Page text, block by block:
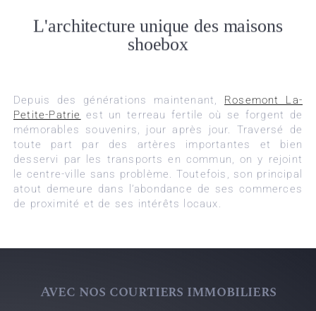
L'architecture unique des maisons
shoebox
Depuis des générations maintenant, Rosemont La-
Petite-Patrie
est un terreau fertile où se forgent de
mémorables souvenirs, jour après jour. Traversé de
toute part par des artères importantes et bien
desservi par les transports en commun, on y rejoint
le centre-ville sans problème. Toutefois, son principal
atout demeure dans l’abondance de ses commerces
de proximité et de ses intérêts locaux.
Avec nos courtiers immobiliers